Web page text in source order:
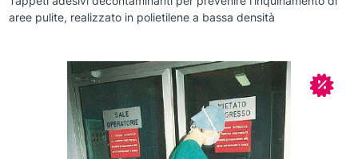
aree pulite, realizzato in polietilene a bassa densità
In